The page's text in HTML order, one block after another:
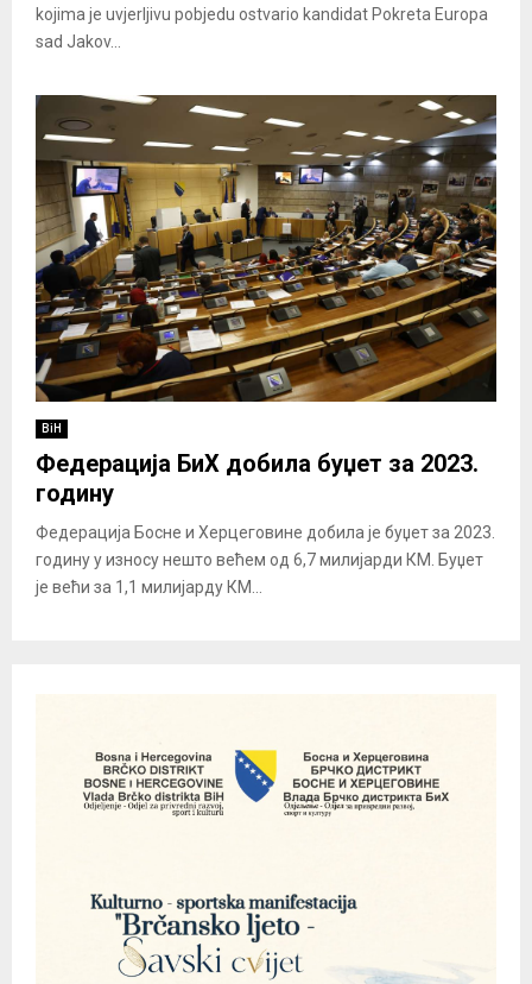
kojima je uvjerljivu pobjedu ostvario kandidat Pokreta Europa
sad Jakov...
BiH
Федерација БиХ добила буџет за 2023.
годину
Федерација Босне и Херцеговине добила је буџет за 2023.
годину у износу нешто већем од 6,7 милијарди КМ. Буџет
је већи за 1,1 милијарду КМ...